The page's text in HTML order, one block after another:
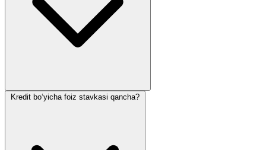
Kredit bo‘yicha foiz stavkasi qancha?